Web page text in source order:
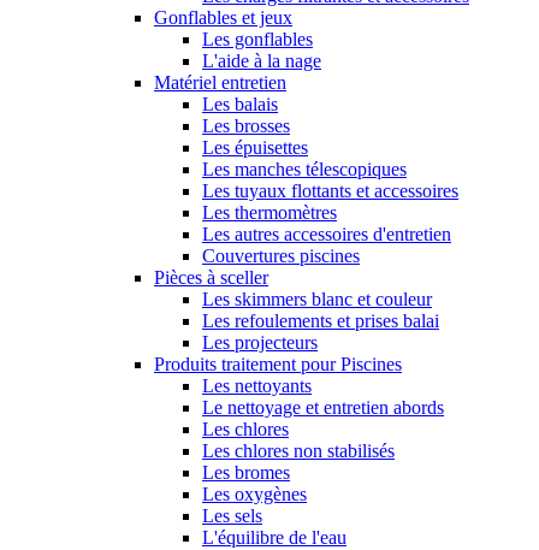
Gonflables et jeux
Les gonflables
L'aide à la nage
Matériel entretien
Les balais
Les brosses
Les épuisettes
Les manches télescopiques
Les tuyaux flottants et accessoires
Les thermomètres
Les autres accessoires d'entretien
Couvertures piscines
Pièces à sceller
Les skimmers blanc et couleur
Les refoulements et prises balai
Les projecteurs
Produits traitement pour Piscines
Les nettoyants
Le nettoyage et entretien abords
Les chlores
Les chlores non stabilisés
Les bromes
Les oxygènes
Les sels
L'équilibre de l'eau